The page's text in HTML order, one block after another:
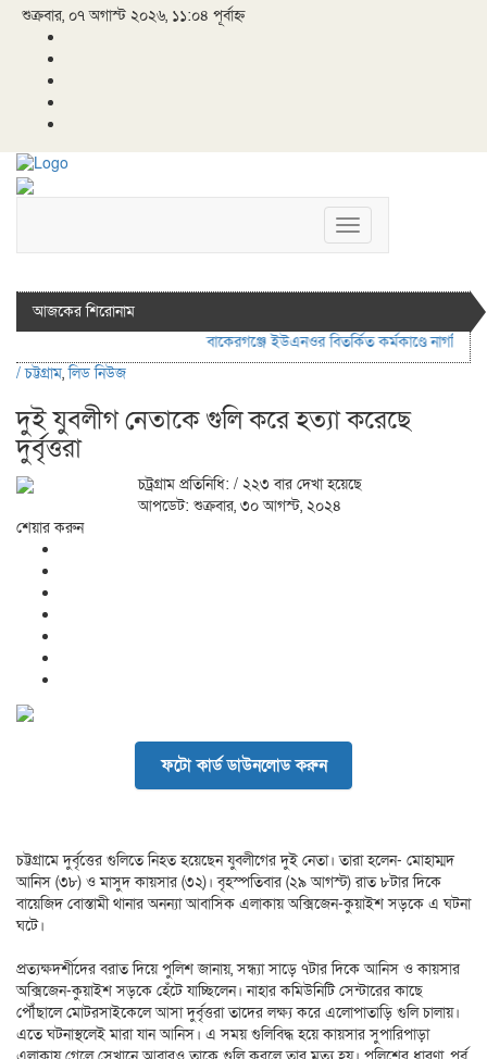
শুক্রবার, ০৭ অগাস্ট ২০২৬, ১১:০৪ পূর্বাহ্ন
Toggle
navigation
আজকের শিরোনাম
বাকেরগঞ্জে ইউএনওর বিতর্কিত কর্মকাণ্ডে নাগরিক
/চট্টগ্রাম,লিড নিউজ
দুই যুবলীগ নেতাকে গুলি করে হত্যা করেছে
দুর্বৃত্তরা
চট্রগ্রাম প্রতিনিধি: / ২২৩ বার দেখা হয়েছে
আপডেট: শুক্রবার, ৩০ আগস্ট, ২০২৪
শেয়ার করুন
ফটো কার্ড ডাউনলোড করুন
চট্টগ্রামে দুর্বৃত্তের গুলিতে নিহত হয়েছেন যুবলীগের দুই নেতা। তারা হলেন- মোহাম্মদ
আনিস (৩৮) ও মাসুদ কায়সার (৩২)। বৃহস্পতিবার (২৯ আগস্ট) রাত ৮টার দিকে
বায়েজিদ বোস্তামী থানার অনন্যা আবাসিক এলাকায় অক্সিজেন-কুয়াইশ সড়কে এ ঘটনা
ঘটে।
প্রত্যক্ষদর্শীদের বরাত দিয়ে পুলিশ জানায়, সন্ধ্যা সাড়ে ৭টার দিকে আনিস ও কায়সার
অক্সিজেন-কুয়াইশ সড়কে হেঁটে যাচ্ছিলেন। নাহার কমিউনিটি সেন্টারের কাছে
পৌঁছালে মোটরসাইকেলে আসা দুর্বৃত্তরা তাদের লক্ষ্য করে এলোপাতাড়ি গুলি চালায়।
এতে ঘটনাস্থলেই মারা যান আনিস। এ সময় গুলিবিদ্ধ হয়ে কায়সার সুপারিপাড়া